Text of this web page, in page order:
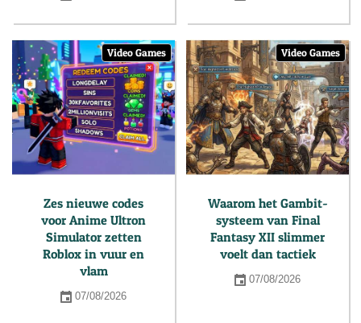
Video Games
Zes nieuwe codes
voor Anime Ultron
Simulator zetten
Roblox in vuur en
vlam
07/08/2026
Video Games
Waarom het Gambit-
systeem van Final
Fantasy XII slimmer
voelt dan tactiek
07/08/2026